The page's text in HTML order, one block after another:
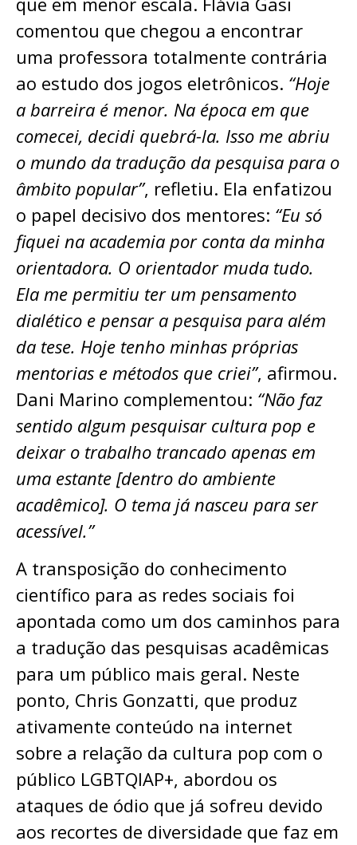
comentou que chegou a encontrar
uma professora totalmente contrária
ao estudo dos jogos eletrônicos. “Hoje
a barreira é menor. Na época em que
comecei, decidi quebrá-la. Isso me abriu
o mundo da tradução da pesquisa para o
âmbito popular”, refletiu. Ela enfatizou
o papel decisivo dos mentores: “Eu só
fiquei na academia por conta da minha
orientadora. O orientador muda tudo.
Ela me permitiu ter um pensamento
dialético e pensar a pesquisa para além
da tese. Hoje tenho minhas próprias
mentorias e métodos que criei”, afirmou.
Dani Marino complementou: “Não faz
sentido algum pesquisar cultura pop e
deixar o trabalho trancado apenas em
uma estante [dentro do ambiente
acadêmico]. O tema já nasceu para ser
acessível.”
A transposição do conhecimento
científico para as redes sociais foi
apontada como um dos caminhos para
a tradução das pesquisas acadêmicas
para um público mais geral. Neste
ponto, Chris Gonzatti, que produz
ativamente conteúdo na internet
sobre a relação da cultura pop com o
público LGBTQIAP+, abordou os
ataques de ódio que já sofreu devido
aos recortes de diversidade que faz em